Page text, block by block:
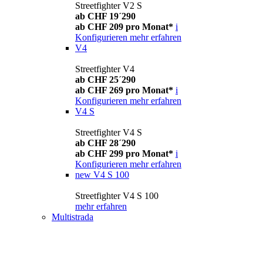
Streetfighter V2 S
ab CHF 19´290
ab CHF 209 pro Monat* i
Konfigurieren mehr erfahren
V4
Streetfighter V4
ab CHF 25´290
ab CHF 269 pro Monat* i
Konfigurieren mehr erfahren
V4 S
Streetfighter V4 S
ab CHF 28´290
ab CHF 299 pro Monat* i
Konfigurieren mehr erfahren
new V4 S 100
Streetfighter V4 S 100
mehr erfahren
Multistrada